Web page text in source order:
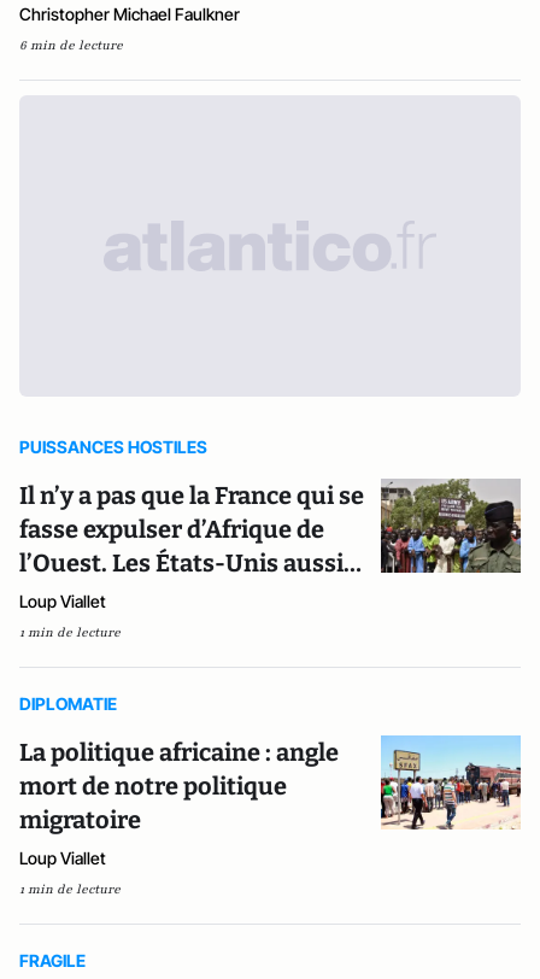
Christopher Michael Faulkner
6 min de lecture
PUISSANCES HOSTILES
Il n’y a pas que la France qui se
fasse expulser d’Afrique de
l’Ouest. Les États-Unis aussi…
Loup Viallet
1 min de lecture
DIPLOMATIE
La politique africaine : angle
mort de notre politique
migratoire
Loup Viallet
1 min de lecture
FRAGILE